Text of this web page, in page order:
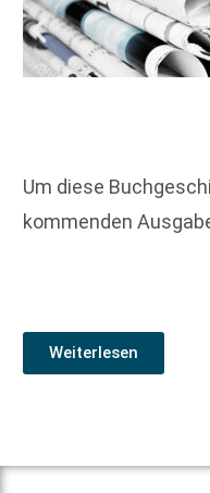
Um diese
kommenden
Weiterlesen